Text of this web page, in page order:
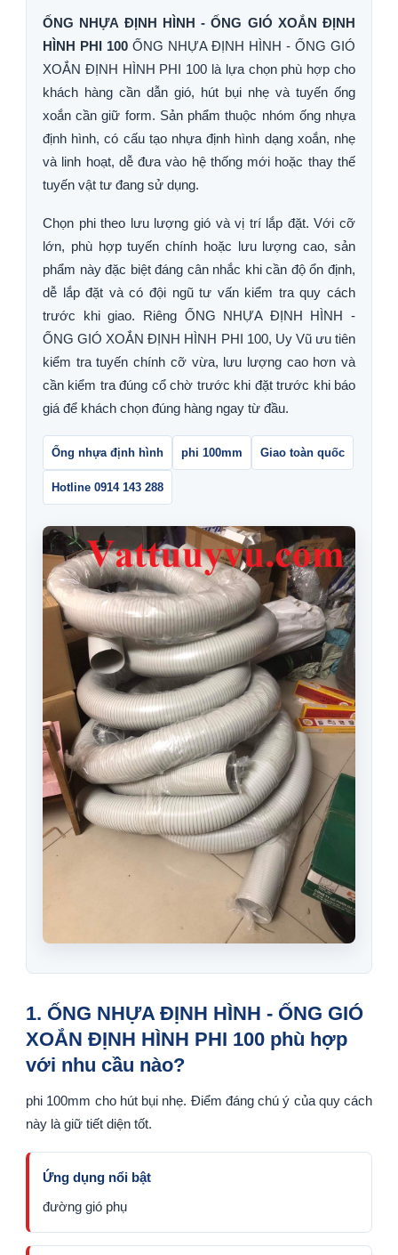
ỐNG NHỰA ĐỊNH HÌNH - ỐNG GIÓ XOẮN ĐỊNH
HÌNH PHI 100 ỐNG NHỰA ĐỊNH HÌNH - ỐNG GIÓ
XOẮN ĐỊNH HÌNH PHI 100 là lựa chọn phù hợp cho
khách hàng cần dẫn gió, hút bụi nhẹ và tuyến ống
xoắn cần giữ form. Sản phẩm thuộc nhóm ống nhựa
định hình, có cấu tạo nhựa định hình dạng xoắn, nhẹ
và linh hoạt, dễ đưa vào hệ thống mới hoặc thay thế
tuyến vật tư đang sử dụng.
Chọn phi theo lưu lượng gió và vị trí lắp đặt. Với cỡ
lớn, phù hợp tuyến chính hoặc lưu lượng cao, sản
phẩm này đặc biệt đáng cân nhắc khi cần độ ổn định,
dễ lắp đặt và có đội ngũ tư vấn kiểm tra quy cách
trước khi giao. Riêng ỐNG NHỰA ĐỊNH HÌNH -
ỐNG GIÓ XOẮN ĐỊNH HÌNH PHI 100, Uy Vũ ưu tiên
kiểm tra tuyến chính cỡ vừa, lưu lượng cao hơn và
cần kiểm tra đúng cổ chờ trước khi đặt trước khi báo
giá để khách chọn đúng hàng ngay từ đầu.
Ống nhựa định hình phi 100mm Giao toàn quốc
Hotline 0914 143 288
1. ỐNG NHỰA ĐỊNH HÌNH - ỐNG GIÓ
XOẮN ĐỊNH HÌNH PHI 100 phù hợp
với nhu cầu nào?
phi 100mm cho hút bụi nhẹ. Điểm đáng chú ý của quy cách
này là giữ tiết diện tốt.
Ứng dụng nổi bật
đường gió phụ